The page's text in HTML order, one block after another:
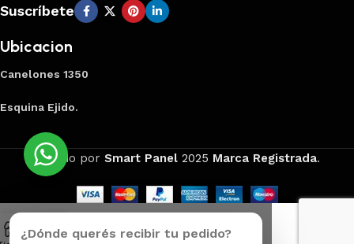
Suscríbete
Ubicacion
Canelones 1350
Esquina Ejido.
Creado por Smart Panel 2025 Marca Registrada.
¿Dónde querés recibir tu pedido?